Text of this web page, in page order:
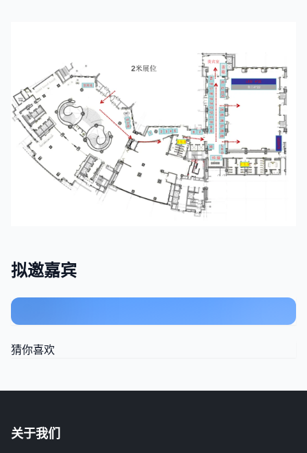
拟邀嘉宾
猜你喜欢
关于我们